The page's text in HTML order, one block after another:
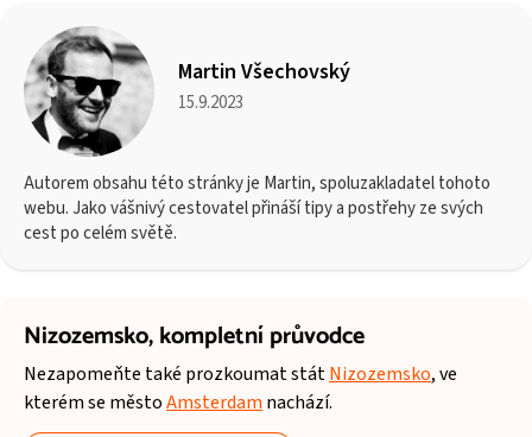
Martin Všechovský
15.9.2023
Autorem obsahu této stránky je Martin, spoluzakladatel tohoto
webu. Jako vášnivý cestovatel přináší tipy a postřehy ze svých
cest po celém světě.
Nizozemsko,kompletní průvodce
Nezapomeňte také prozkoumat státNizozemsko, ve
kterém se městoAmsterdam nachází.